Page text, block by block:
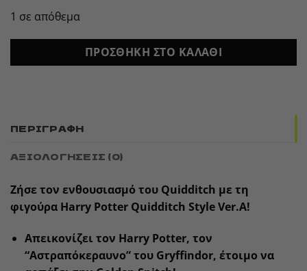
1 σε απόθεμα
ΠΡΟΣΘΉΚΗ ΣΤΟ ΚΑΛΆΘΙ
ΠΕΡΙΓΡΑΦΉ
ΑΞΙΟΛΟΓΉΣΕΙΣ (0)
Ζήσε τον ενθουσιασμό του Quidditch με τη
φιγούρα Harry Potter Quidditch Style Ver.A!
Απεικονίζει τον Harry Potter, τον
“Αστραπόκεραυνο” του Gryffindor, έτοιμο να